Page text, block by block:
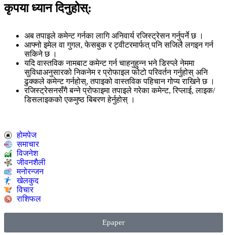
कृपया ध्यान दिनुहोस्:
अब तपाइले कमेन्ट गर्नका लागि अनिवार्य रजिस्ट्रेसन गर्नुपर्ने छ ।
आफ्नो इमेल वा गुगल, फेसबुक र ट्वीटरमार्फत् पनि सजिलै लगइन गर्न
सकिने छ ।
यदि वास्तविक नामबाट कमेन्ट गर्न चाहनुहुन्न भने डिस्प्ले नेममा
सुविधाअनुसारको निकनेम र प्रोफाइल फोटो परिवर्तन गर्नुहोस् अनि
ढुक्कले कमेन्ट गर्नहोस्, तपाइको वास्तविक पहिचान गोप्य राखिने छ ।
रजिस्ट्रेसनसँगै बन्ने प्रोफाइमा तपाइले गरेका कमेन्ट, रिप्लाई, लाइक/
डिसलाइकको एकमुष्ठ बिबरण हेर्नुहोस् ।
होमपेज
समाचार
विजनेश
जीवनशैली
मनोरन्जन
खेलकुद
विचार
राशिफल
Epaper